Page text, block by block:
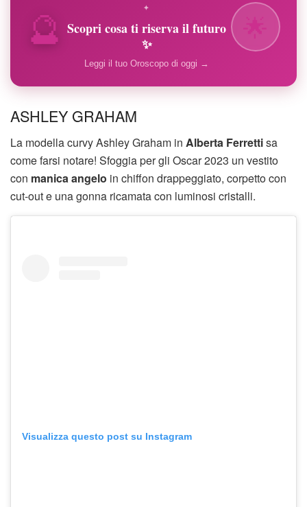
🔮 ✦
Scopri cosa ti riserva il futuro
✨
Leggi il tuo Oroscopo di oggi →
ASHLEY GRAHAM
La modella curvy Ashley Graham in Alberta Ferrettisa
come farsi notare! Sfoggia per gli Oscar 2023 un vestito
con manica angelo in chiffon drappeggiato, corpetto con
cut-out e una gonna ricamata con luminosi cristalli.
Visualizza questo post su Instagram